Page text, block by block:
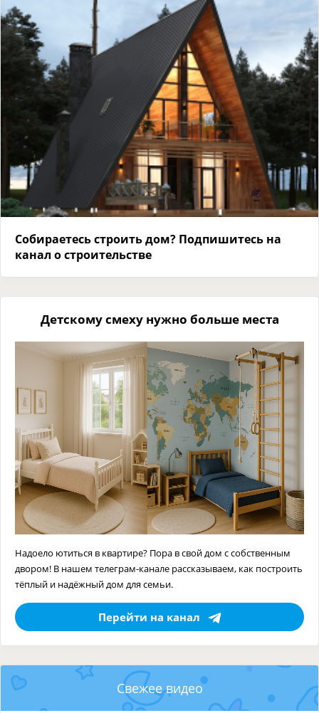
Собираетесь строить дом? Подпишитесь на
канал о строительстве
Детскому смеху нужно больше места
Надоело ютиться в квартире? Пора в свой дом с собственным
двором! В нашем телеграм-канале рассказываем, как построить
тёплый и надёжный дом для семьи.
Перейти на канал
Свежее видео